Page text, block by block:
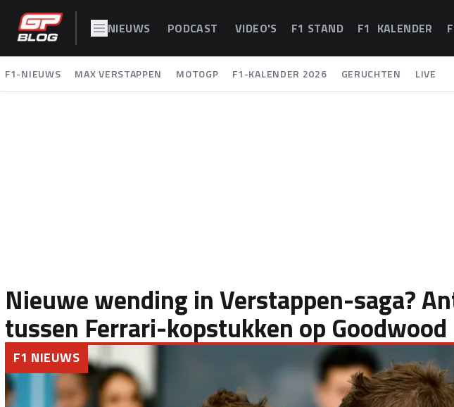
NIEUWS PODCAST VIDEO'S F1 STAND F1 KALENDER
F1-NIEUWS MAX VERSTAPPEN MOTOGP F1-KALENDER 2026 GERUCHTEN LIVE
Nieuwe wending in Verstappen-saga?
tussen Ferrari-kopstukken op Goodwood
F1 NIEUWS